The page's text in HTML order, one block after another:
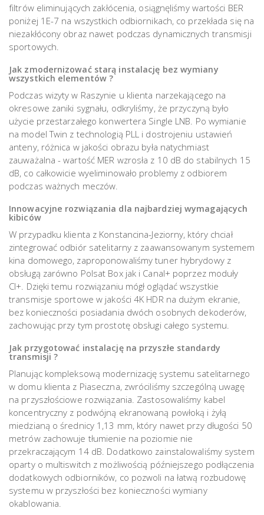
filtrów eliminujących zakłócenia, osiągnęliśmy wartości BER
poniżej 1E-7 na wszystkich odbiornikach, co przekłada się na
niezakłócony obraz nawet podczas dynamicznych transmisji
sportowych.
Jak zmodernizować starą instalację bez wymiany
wszystkich elementów ?
Podczas wizyty w Raszynie u klienta narzekającego na
okresowe zaniki sygnału, odkryliśmy, że przyczyną było
użycie przestarzałego konwertera Single LNB. Po wymianie
na model Twin z technologią PLL i dostrojeniu ustawień
anteny, różnica w jakości obrazu była natychmiast
zauważalna - wartość MER wzrosła z 10 dB do stabilnych 15
dB, co całkowicie wyeliminowało problemy z odbiorem
podczas ważnych meczów.
Innowacyjne rozwiązania dla najbardziej wymagających
kibiców
W przypadku klienta z Konstancina-Jeziorny, który chciał
zintegrować odbiór satelitarny z zaawansowanym systemem
kina domowego, zaproponowaliśmy tuner hybrydowy z
obsługą zarówno Polsat Box jak i Canal+ poprzez moduły
CI+. Dzięki temu rozwiązaniu mógł oglądać wszystkie
transmisje sportowe w jakości 4K HDR na dużym ekranie,
bez konieczności posiadania dwóch osobnych dekoderów,
zachowując przy tym prostotę obsługi całego systemu.
Jak przygotować instalację na przyszłe standardy
transmisji ?
Planując kompleksową modernizację systemu satelitarnego
w domu klienta z Piaseczna, zwróciliśmy szczególną uwagę
na przyszłościowe rozwiązania. Zastosowaliśmy kabel
koncentryczny z podwójną ekranowaną powłoką i żyłą
miedzianą o średnicy 1,13 mm, który nawet przy długości 50
metrów zachowuje tłumienie na poziomie nie
przekraczającym 14 dB. Dodatkowo zainstalowaliśmy system
oparty o multiswitch z możliwością późniejszego podłączenia
dodatkowych odbiorników, co pozwoli na łatwą rozbudowę
systemu w przyszłości bez konieczności wymiany
okablowania.